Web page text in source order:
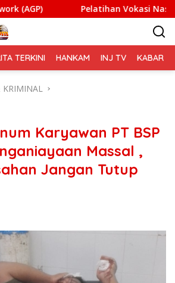
Pelatihan Vokasi Nasional Batch 4
TERKINI HANKAM INJ TV KABAR
KRIMINAL
Karyawan PT BSP
Massal ,
Jangan Tutup